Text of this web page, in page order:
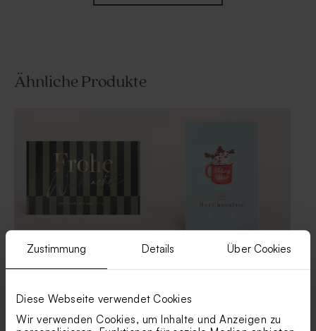
Zustimmung Details Über Cookies
Diese Webseite verwendet Cookies
Wir verwenden Cookies, um Inhalte und Anzeigen zu
Ähnliche Produkte
Trendige Weihnachtskarte
mit Streifen und Wünschen chocolate' mit lustiger